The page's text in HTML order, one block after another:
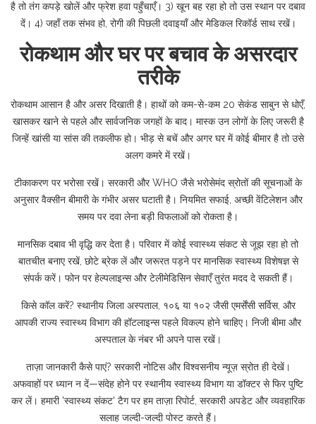
है तो तंग कपड़े खोलें और फ्रेश हवा पहुँचाएँ। 3) खून बह रहा हो तो उस स्थान पर दबाव
दें। 4) जहाँ तक संभव हो, रोगी की पिछली दवाइयाँ और मेडिकल रिकॉर्ड साथ रखें।
रोकथाम और घर पर बचाव के असरदार
तरीके
रोकथाम आसान है और असर दिखाती है। हाथों को कम-से-कम 20 सेकंड साबुन से धोएँ,
खासकर खाने से पहले और सार्वजनिक जगहों के बाद। मास्क उन लोगों के लिए जरूरी है
जिन्हें खांसी या सांस की तकलीफ हो। भीड़ से बचें और अगर घर में कोई बीमार है तो उसे
अलग कमरे में रखें।
टीकाकरण पर भरोसा रखें। सरकारी और WHO जैसे भरोसेमंद स्रोतों की सूचनाओं के
अनुसार वैक्सीन बीमारी के गंभीर असर घटाती है। नियमित सफाई, अच्छी वेंटिलेशन और
समय पर दवा लेना बड़ी विफलाओं को रोकता है।
मानसिक दबाव भी वृद्धि कर देता है। परिवार में कोई स्वास्थ्य संकट से जूझ रहा हो तो
बातचीत बनाए रखें, छोटे ब्रेक लें और जरूरत पड़ने पर मानसिक स्वास्थ्य विशेषज्ञ से
संपर्क करें। फोन पर हेल्पलाइन्स और टेलीमेडिसिन सेवाएँ तुरंत मदद दे सकती हैं।
किसे कॉल करें? स्थानीय जिला अस्पताल, १०६ या १०२ जैसी एमर्सेंसी सर्विस, और
आपकी राज्य स्वास्थ्य विभाग की हॉटलाइन्स पहले विकल्प होने चाहिए। निजी बीमा और
अस्पताल के नंबर भी अपने पास रखें।
ताज़ा जानकारी कैसे पाएं? सरकारी नोटिस और विश्वसनीय न्यूज़ स्रोत ही देखें।
अफवाहों पर ध्यान न दें—संदेह होने पर स्थानीय स्वास्थ्य विभाग या डॉक्टर से फिर पुष्टि
कर लें। हमारी 'स्वास्थ्य संकट' टैग पर हम ताज़ा रिपोर्ट, सरकारी अपडेट और व्यवहारिक
सलाह जल्दी-जल्दी पोस्ट करते हैं।